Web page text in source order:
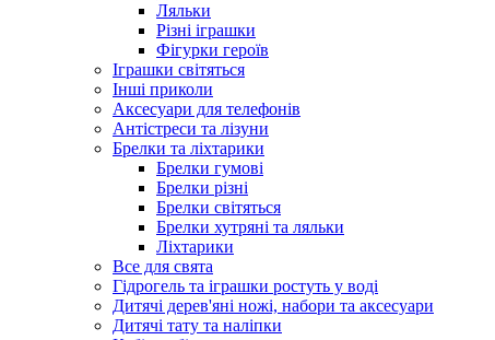
Ляльки
Різні іграшки
Фігурки героїв
Іграшки світяться
Інші приколи
Аксесуари для телефонів
Антістреси та лізуни
Брелки та ліхтарики
Брелки гумові
Брелки різні
Брелки світяться
Брелки хутряні та ляльки
Ліхтарики
Все для свята
Гідрогель та іграшки ростуть у воді
Дитячі дерев'яні ножі, набори та аксесуари
Дитячі тату та наліпки